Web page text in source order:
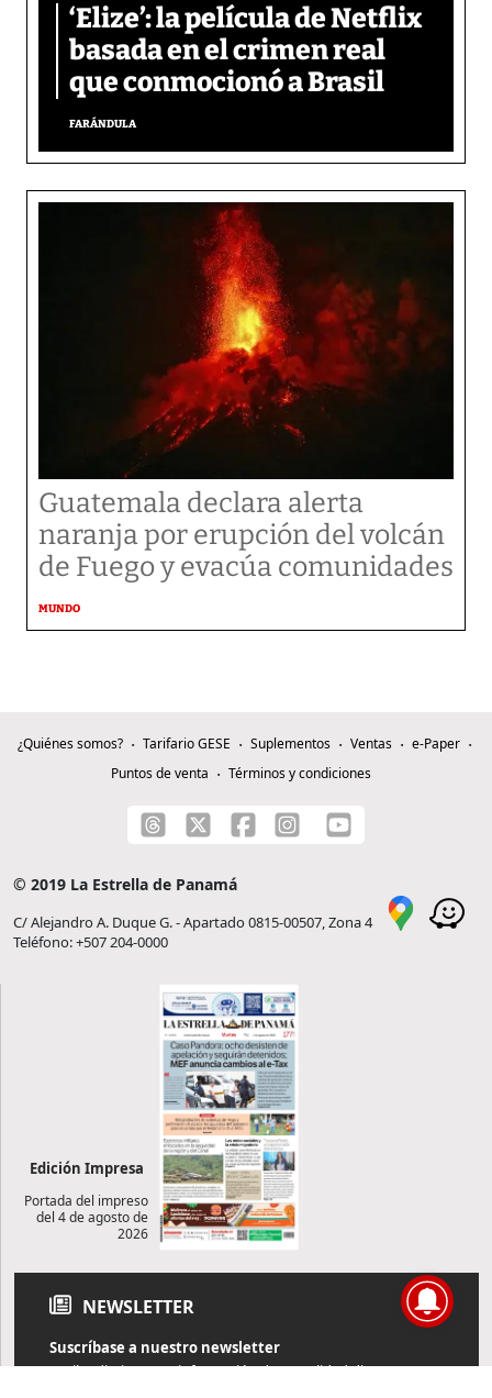
‘Elize’: la película de Netflix
basada en el crimen real
que conmocionó a Brasil
FARÁNDULA
Guatemala declara alerta
naranja por erupción del volcán
de Fuego y evacúa comunidades
MUNDO
¿Quiénes somos? Tarifario GESE Suplementos Ventas
e-Paper
Puntos de venta
Términos y condiciones
© 2019 La Estrella de Panamá
C/ Alejandro A. Duque G. - Apartado 0815-00507, Zona 4
Teléfono: +507 204-0000
Edición Impresa
Portada del impreso
del 4 de agosto de
2026
NEWSLETTER
Suscríbase a nuestro newsletter
Reciba diariamente información de actualidad directamente en